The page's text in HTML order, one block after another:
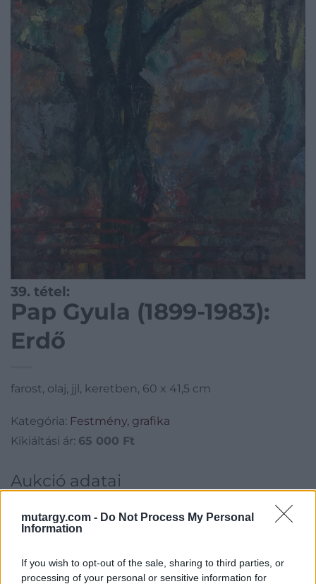
mutargy.com - Do Not Process My Personal
Information
If you wish to opt-out of the sale, sharing to third parties, or
processing of your personal or sensitive information for
39. tétel:
Pap Gyula (1899-1983):
Erdő
farost, olaj, jjl, keretben, 60 x 41,5 cm
Kategória: Festmény, grafika
Kikiáltási ár: 65 000 Ft
Aukció adatai
Aukció dátuma: 2023.02.08
Aukció helye: II. Zsigmond tér 8.